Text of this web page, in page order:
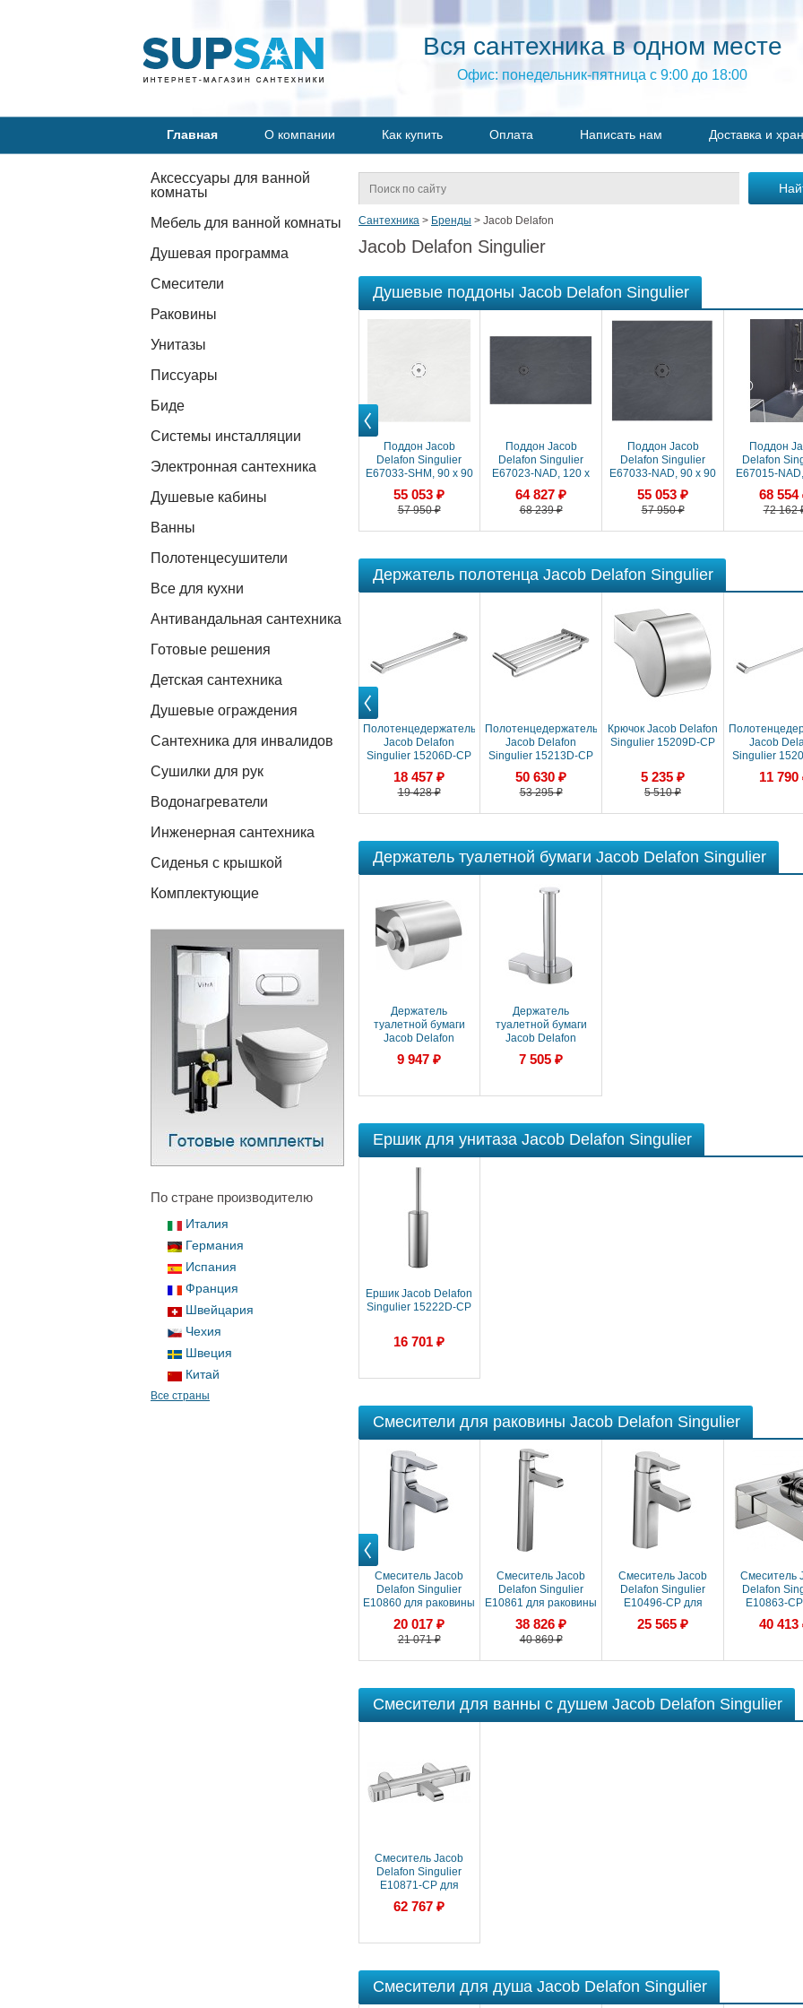
Вся сантехника в одном месте
Офис: понедельник-пятница с 9:00 до 18:00
Главная О компании Как купить Оплата Написать нам Доставка и
Аксессуары для ванной
комнаты
Мебель для ванной комнаты
Душевая программа
Смесители
Раковины
Унитазы
Писсуары
Биде
Системы инсталляции
Электронная сантехника
Душевые кабины
Ванны
Полотенцесушители
Все для кухни
Антивандальная сантехника
Готовые решения
Детская сантехника
Душевые ограждения
Сантехника для инвалидов
Сушилки для рук
Водонагреватели
Инженерная сантехника
Сиденья с крышкой
Комплектующие
По стране производителю
Италия
Германия
Испания
Франция
Швейцария
Чехия
Швеция
Китай
Все страны
Сантехника > Бренды > Jacob Delafon
Jacob Delafon Singulier
Душевые поддоны Jacob Delafon Singulier
Delafon Singulier
E67021-NAD, 100 x
Neoroc с
покрытием,
60 971 ₽
Поддон Jacob
E67003-MGZ, 120 x
Поддон Jacob
Delafon Singulier
E67033-SHM, 90 x 90
см, материал Neoroc
с антискользящим
покрытием, б
55 053 ₽
57 950 ₽
Поддон Jacob
Delafon Singulier
E67023-NAD, 120 x
90 см, материал
Neoroc с
антискользящим
64 827 ₽
68 239 ₽
Поддон Jacob
Delafon Singulier
E67033-NAD, 90 x 90
см, материал Neoroc
с антискользящим
покрытием, с
55 053 ₽
57 950 ₽
Поддон
Delafon
E67015-
80 см,
Neoroc
68 554
72 162
Держатель полотенца Jacob Delafon Singulier
Полотенцедержатель
Jacob Delafon
Singulier 15206D-CP
двойной
18 457 ₽
19 428 ₽
Полотенцедержатель
Jacob Delafon
Singulier 15213D-CP
50 630 ₽
53 295 ₽
Крючок Jacob Delafon
Singulier 15209D-CP
5 235 ₽
5 510 ₽
Jacob
Singulier
11 790
Prev
Держатель туалетной бумаги Jacob Delafon Singulier
Держатель
туалетной бумаги
Jacob Delafon
Singulier (15207D-CP)
хром
9 947 ₽
Держатель
туалетной бумаги
Jacob Delafon
Singulier (15217D-CP)
хром
7 505 ₽
Ершик для унитаза Jacob Delafon Singulier
Ершик Jacob Delafon
Singulier 15222D-CP
16 701 ₽
Смесители для раковины Jacob Delafon Singulier
Смеситель Jacob
Delafon Singulier
E10860 для раковины
с донным клапаном
20 017 ₽
21 071 ₽
Смеситель Jacob
Delafon Singulier
E10861 для раковины
38 826 ₽
40 869 ₽
Смеситель Jacob
Delafon Singulier
E10496-CP для
раковины
25 565 ₽
Смеситель
Delafon
E10863-
40 413
Prev
Смесители для ванны с душем Jacob Delafon Singulier
Смеситель Jacob
Delafon Singulier
E10871-CP для
ванны/душа
62 767 ₽
Смесители для душа Jacob Delafon Singulier